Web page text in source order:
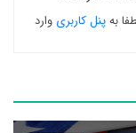
بهپنل کاربری وارد